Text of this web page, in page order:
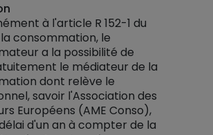
à l'article R 152-1 du
consommation, le
a la possibilité de
le médiateur de la
dont relève le
savoir l'Association des
Européens (AME Conso),
d'un an à compter de la